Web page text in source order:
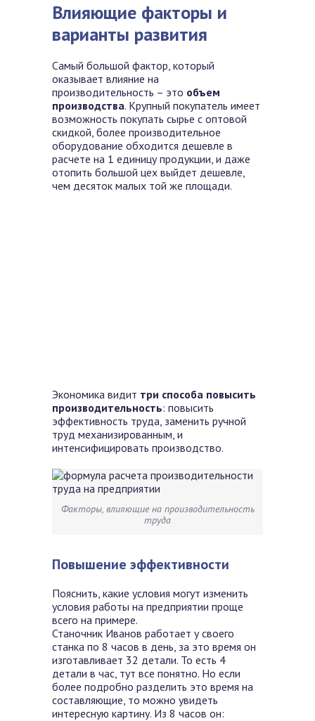
Влияющие факторы и
варианты развития
Самый большой фактор, который
оказывает влияние на
производительность – это объем
производства. Крупный покупатель имеет
возможность покупать сырье с оптовой
скидкой, более производительное
оборудование обходится дешевле в
расчете на 1 единицу продукции, и даже
отопить большой цех выйдет дешевле,
чем десяток малых той же площади.
Экономика видит три способа повысить
производительность: повысить
эффективность труда, заменить ручной
труд механизированным, и
интенсифицировать производство.
Факторы, влияющие на производительность
труда
Повышение эффективности
Пояснить, какие условия могут изменить
условия работы на предприятии проще
всего на примере.
Станочник Иванов работает у своего
станка по 8 часов в день, за это время он
изготавливает 32 детали. То есть 4
детали в час, тут все понятно. Но если
более подробно разделить это время на
составляющие, то можно увидеть
интересную картину. Из 8 часов он: